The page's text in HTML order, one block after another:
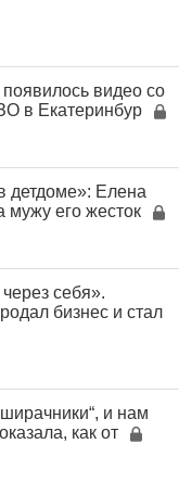
видео со
в Екатеринбур
детдоме»: Елена
мужу его жесток
себя».
бизнес и стал
и нам
как от